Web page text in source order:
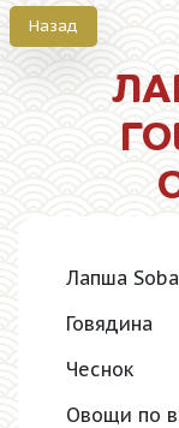
Назад
Лапша Soba
Говядина
Чеснок
Овощи по